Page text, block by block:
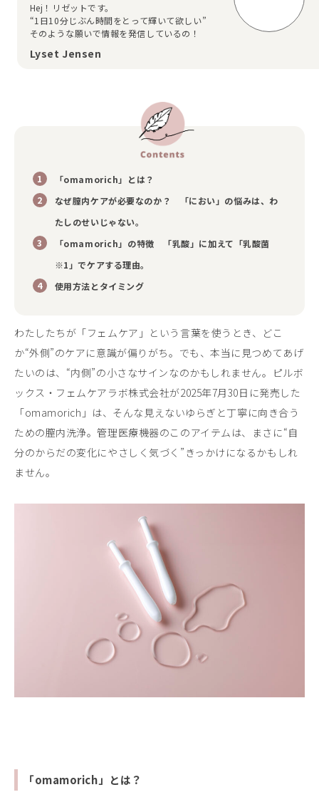
Hej！リゼットです。
“1日10分じぶん時間をとって輝いて欲しい”
そのような願いで情報を発信しているの！
Lyset Jensen
「omamorich」とは？
なぜ膣内ケアが必要なのか？ 「におい」の悩みは、わ
たしのせいじゃない。
「omamorich」の特徴 「乳酸」に加えて「乳酸菌
※1」でケアする理由。
使用方法とタイミング
わたしたちが「フェムケア」という言葉を使うとき、どこ
か“外側”のケアに意識が偏りがち。でも、本当に見つめてあげ
たいのは、“内側”の小さなサインなのかもしれません。ピルボ
ックス・フェムケアラボ株式会社が2025年7月30日に発売した
「omamorich」は、そんな見えないゆらぎと丁寧に向き合う
ための膣内洗浄。管理医療機器のこのアイテムは、まさに“自
分のからだの変化にやさしく気づく”きっかけになるかもしれ
ません。
「omamorich」とは？